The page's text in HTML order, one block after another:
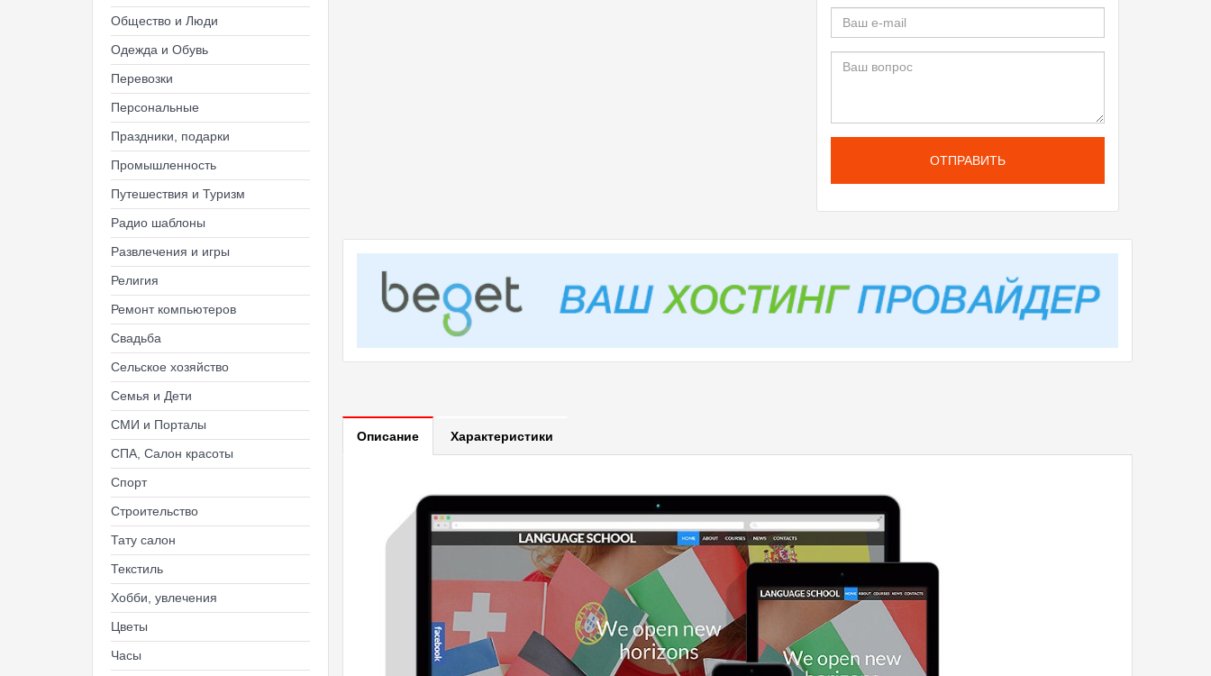
Общество и Люди
Одежда и Обувь
Перевозки
Персональные
Праздники, подарки
Промышленность
Путешествия и Туризм
Радио шаблоны
Развлечения и игры
Религия
Ремонт компьютеров
Свадьба
Сельское хозяйство
Семья и Дети
СМИ и Порталы
СПА, Салон красоты
Спорт
Строительство
Тату салон
Текстиль
Хобби, увлечения
Цветы
Часы
ОТПРАВИТЬ
Описание Характеристики